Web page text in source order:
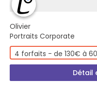
Olivier
Portraits Corporate
4 forfaits - de 130€ à
Détail